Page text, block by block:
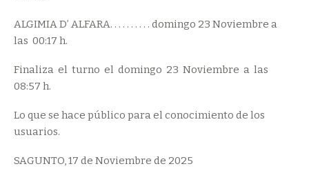
ALGIMIA D’ ALFARA. . . . . . . . . . domingo 23 Noviembre a
las 00:17 h.
Finaliza el turno el domingo 23 Noviembre a las
08:57 h.
Lo que se hace público para el conocimiento de los
usuarios.
SAGUNTO, 17 de Noviembre de 2025